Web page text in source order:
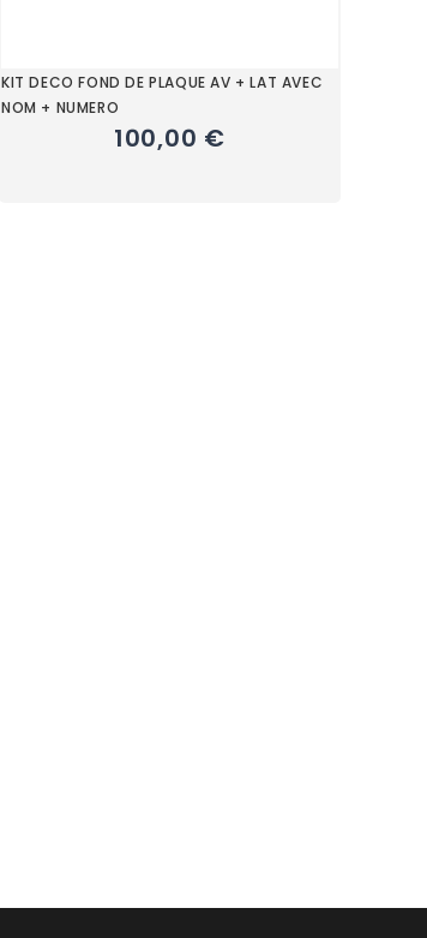
KIT DECO FOND DE PLAQUE AV + LAT AVEC
NOM + NUMERO
100,00 €